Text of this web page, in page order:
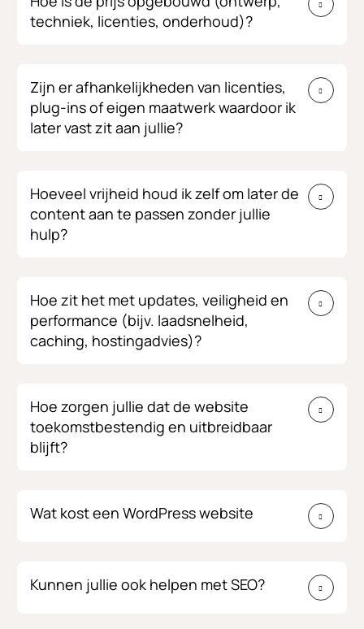
techniek, licenties, onderhoud)?
Zijn er afhankelijkheden van licenties,
plug-ins of eigen maatwerk waardoor ik
later vast zit aan jullie?
Hoeveel vrijheid houd ik zelf om later de
content aan te passen zonder jullie
hulp?
Hoe zit het met updates, veiligheid en
performance (bijv. laadsnelheid,
caching, hostingadvies)?
Hoe zorgen jullie dat de website
toekomstbestendig en uitbreidbaar
blijft?
Wat kost een WordPress website
Kunnen jullie ook helpen met SEO?